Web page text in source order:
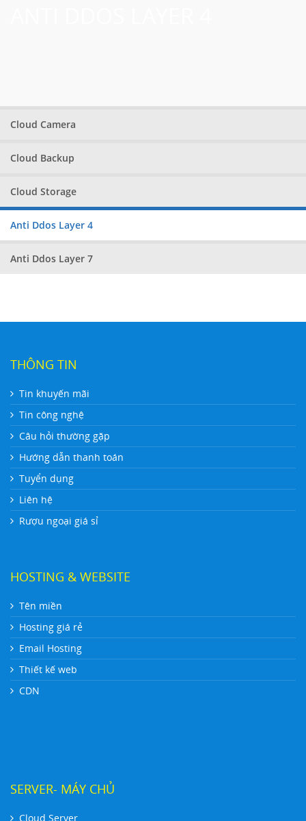
Cloud Camera
Cloud Backup
Cloud Storage
Anti Ddos Layer 4
Anti Ddos Layer 7
THÔNG TIN
Tin khuyến mãi
Tin công nghệ
Câu hỏi thường gặp
Hướng dẫn thanh toán
Tuyển dụng
Liên hệ
Rượu ngoại giá sỉ
HOSTING & WEBSITE
Tên miền
Hosting giá rẻ
Email Hosting
Thiết kế web
CDN
SERVER- MÁY CHỦ
Cloud Server